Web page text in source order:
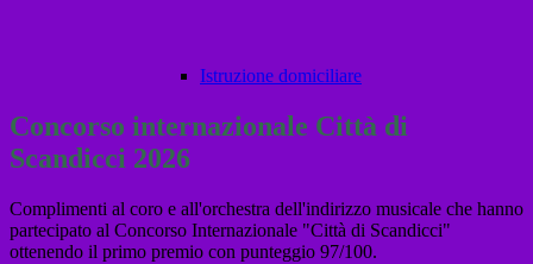
Istruzione domiciliare
Concorso internazionale Città di
Scandicci 2026
Complimenti al coro e all'orchestra dell'indirizzo musicale che hanno
partecipato al Concorso Internazionale "Città di Scandicci"
ottenendo il primo premio con punteggio 97/100.